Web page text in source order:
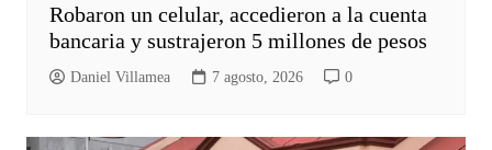
Robaron un celular, accedieron a la cuenta
bancaria y sustrajeron 5 millones de pesos
Daniel Villamea 7 agosto, 2026 0